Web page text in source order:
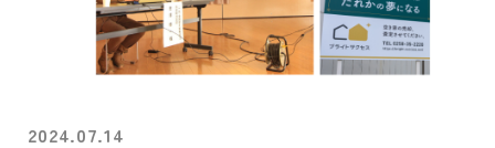
2024.07.14